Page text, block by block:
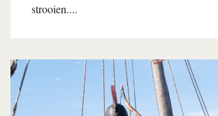
strooien....
Lees verder